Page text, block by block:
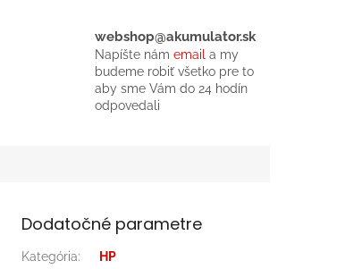
webshop@akumulator.sk
Napíšte nám email a my
budeme robiť všetko pre to
aby sme Vám do 24 hodín
odpovedali
Dodatočné parametre
Kategória:
HP